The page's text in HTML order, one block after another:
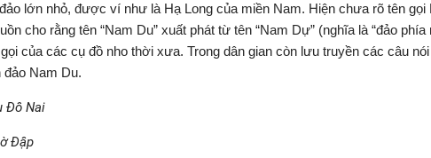
lớn nhỏ, được ví như là Hạ Long của miền Nam. Hiện chưa rõ tên gọi
cho rằng tên “Nam Du” xuất phát từ tên “Nam Dự” (nghĩa là “đảo
của các cụ đồ nho thời xưa. Trong dân gian còn lưu truyền các câu
đảo Nam Du.
Đô Nai
Đập